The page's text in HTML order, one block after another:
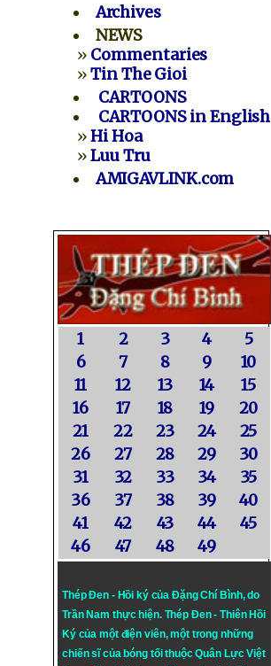
Archives
NEWS
» Commentaries
»Tin The Gioi
CARTOONS
CARTOONS in English
»Hi Hoa
»Luu Tru
AMIGAVLINK.com
1 2 3 4
5
6
7 8 9
10
11
12 13 14
15
16
17 18 19
20
21
22 23 24
25
26
27 28 29
30
31
32 33 34
35
36
37 38 39
40
41
42 43 44
45
46
47 48 49
Thép Đen - Hồi ký của Đặng Chí Bình, do
Trần Nam thực hiện. Thép Đen- Thiên Hồi
Ký của một điện viên, một trong những
chiến sĩ của bóng tối thuộc Quân Lực Việt